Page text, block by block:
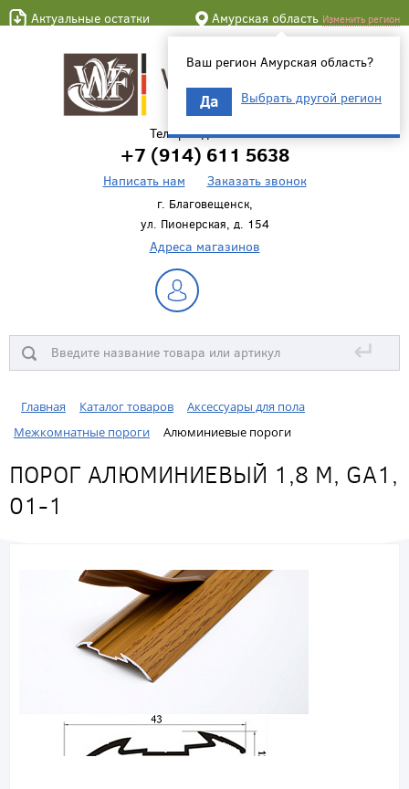
Актуальные остатки Амурская область Изменить регион
Ваш регион Амурская область?
Да Выбрать другой регион
Телефон для связи
+7 (914) 611 5638
Написать нам Заказать звонок
г. Благовещенск,
ул. Пионерская, д. 154
Адреса магазинов
↵
Главная Каталог товаров
Аксессуары для пола
Межкомнатные пороги
Алюминиевые пороги
ПОРОГ АЛЮМИНИЕВЫЙ 1,8 М, GA1,
01-1